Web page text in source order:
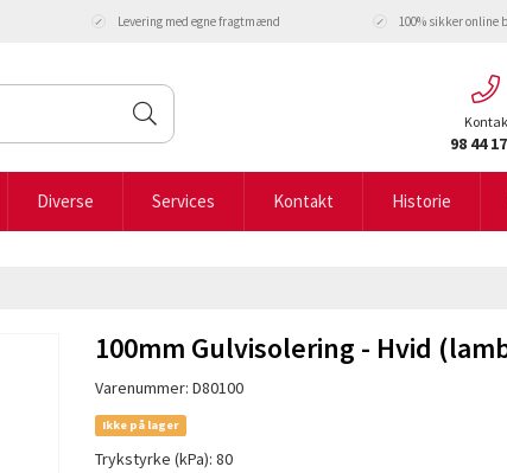
Levering med egne fragtmænd 100% sikker online
98 44
Diverse Services Kontakt Historie
100mm Gulvisolering - Hvid
Varenummer: D80100
Ikke på lager
Trykstyrke (kPa): 80